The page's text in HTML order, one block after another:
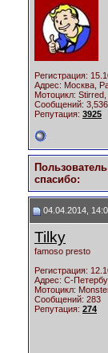
Регистрация:
Адрес: Москва,
Мотоцикл:
Сообщений: 3,536
Репутация: 3925
cпасибо:
04.04.2014,
Tilky
famoso presto
Регистрация:
Адрес: С-
Мотоцикл:
Сообщений: 283
Репутация: 274